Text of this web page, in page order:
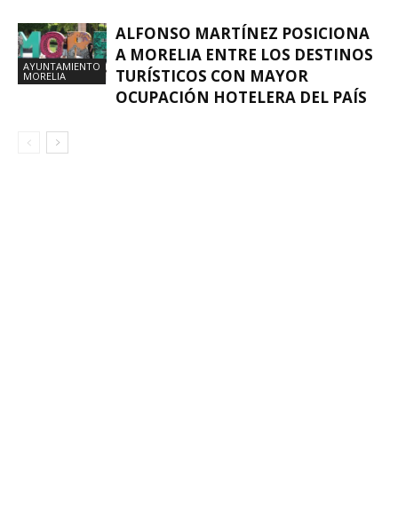
AYUNTAMIENTO
MORELIA
ALFONSO MARTÍNEZ POSICIONA
A MORELIA ENTRE LOS DESTINOS
TURÍSTICOS CON MAYOR
OCUPACIÓN HOTELERA DEL PAÍS